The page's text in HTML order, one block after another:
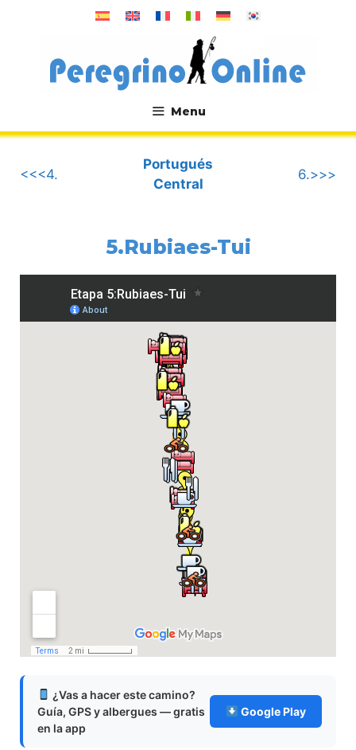
Menu
.
<<<4.
Portugués
Central
6.>>>
5.Rubiaes-Tui
¿Vas a hacer este camino?
Guía, GPS y albergues — gratis
en la app
Google Play